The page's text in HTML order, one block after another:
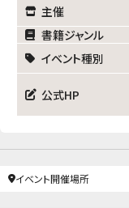
主催
書籍ジャンル
イベント種別
公式HP
イベント開催場所